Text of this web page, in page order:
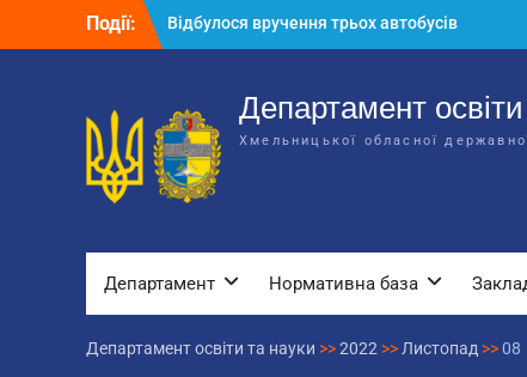
Події:
Відбулося вручення трьох автобусів
для потреб закладів освіти
Департаменту освіти та науки обласної
державної адміністрації
Відбулась обласна нарада для
відповідальних за національно-
патріотичне виховання
Департамент
Хмельницької обласної
Департамент Нормативна база
Департамент освіти та науки >>2022 >> Листопад >>08